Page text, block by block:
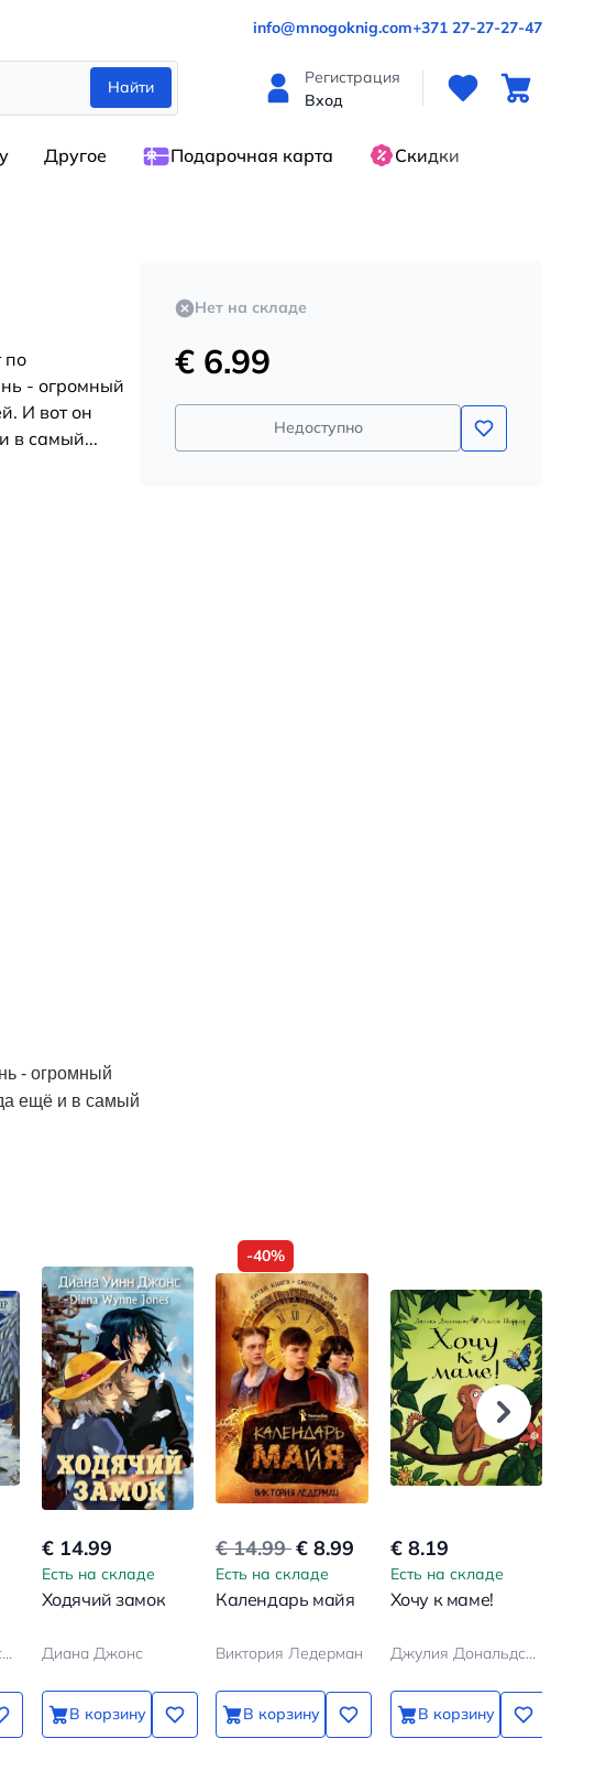
info@mnogoknig.com+371 27-27-27-47
Найти
Регистрация
Вход
Другое Подарочная карта Скидки
по
- огромный
И вот он
в самый...
- огромный
ещё и в самый
Нет на складе
€ 6.99
Недоступно
Джулия Дональдсон
€ 14.99
Есть на складе
Ходячий замок
Диана Джонс
В корзину
-40%
€ 14.99€ 8.99
Есть на складе
Календарь майя
Виктория Ледерман
В корзину
€ 8.19
Есть на складе
Хочу к маме!
Джулия Дональдсон, Аксель Шеффлер
В корзину